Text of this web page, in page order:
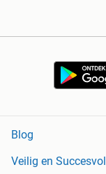
Blog
Veilig en Succesvol